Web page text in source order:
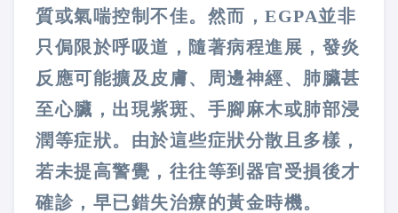
質或氣喘控制不佳。然而，EGPA並非
只侷限於呼吸道，隨著病程進展，發炎
反應可能擴及皮膚、周邊神經、肺臟甚
至心臟，出現紫斑、手腳麻木或肺部浸
潤等症狀。由於這些症狀分散且多樣，
若未提高警覺，往往等到器官受損後才
確診，早已錯失治療的黃金時機。